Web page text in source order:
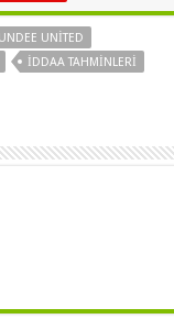
UNITED
IDDAA TAHMINLERI